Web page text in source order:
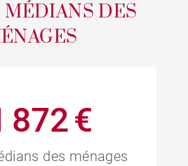
MÉDIANS DES
872 €
des ménages